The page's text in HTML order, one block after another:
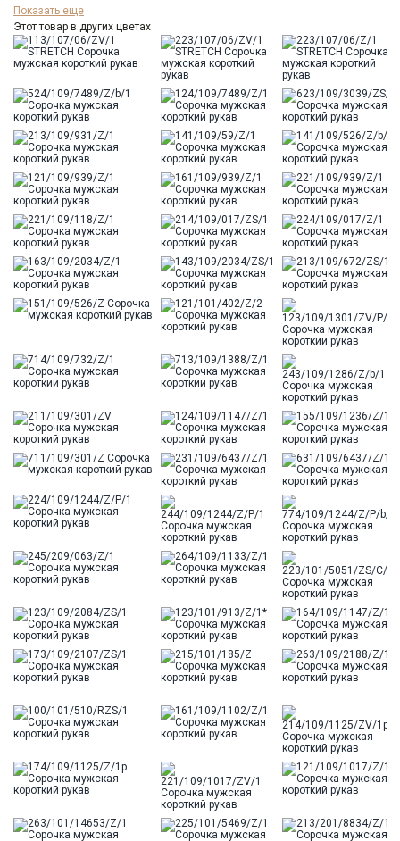
Бренд
Модель
Зауженная
Цвет
Голубой
Ворот
Французский
Карман
стандартный, слева, накладной
Силуэт
Полуприталенный силуэт / Regular fit
Показать еще
Этот товар в других цветах